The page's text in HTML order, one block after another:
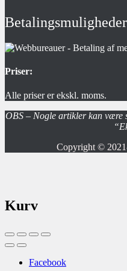
Betalingsmuligheder
Priser:
Alle priser er ekskl. moms.
OBS – Nogle artikler kan være
Copyright ©
Kurv
Facebook